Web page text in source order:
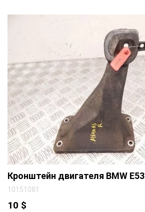
Кронштейн двигателя BMW E53
10151081
10 $